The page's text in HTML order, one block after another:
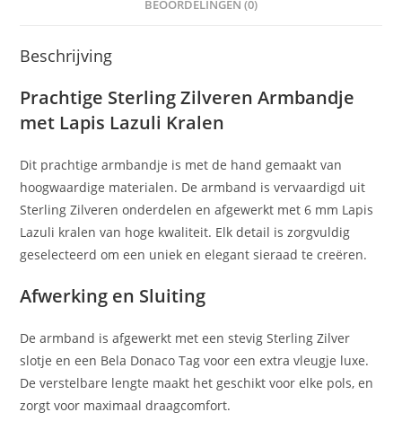
BEOORDELINGEN (0)
Beschrijving
Prachtige Sterling Zilveren Armbandje
met Lapis Lazuli Kralen
Dit prachtige armbandje is met de hand gemaakt van
hoogwaardige materialen. De armband is vervaardigd uit
Sterling Zilveren onderdelen en afgewerkt met 6 mm Lapis
Lazuli kralen van hoge kwaliteit. Elk detail is zorgvuldig
geselecteerd om een uniek en elegant sieraad te creëren.
Afwerking en Sluiting
De armband is afgewerkt met een stevig Sterling Zilver
slotje en een Bela Donaco Tag voor een extra vleugje luxe.
De verstelbare lengte maakt het geschikt voor elke pols, en
zorgt voor maximaal draagcomfort.